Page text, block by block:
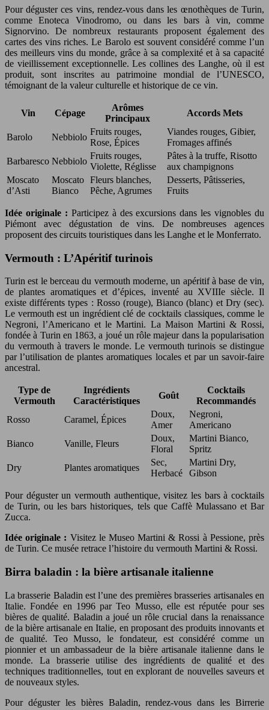
Pour déguster ces vins, rendez-vous dans les œnothèques de Turin,
comme Enoteca Vinodromo, ou dans les bars à vin, comme
Signorvino. De nombreux restaurants proposent également des
cartes des vins riches. Le Barolo est souvent considéré comme l’un
des meilleurs vins du monde, grâce à sa complexité et à sa capacité
de vieillissement exceptionnelle. Les collines des Langhe, où il est
produit, sont inscrites au patrimoine mondial de l’UNESCO,
témoignant de la valeur culturelle et historique de ce vin.
Vin Cépage
Arômes
Principaux
Accords Mets
Barolo Nebbiolo
Fruits rouges,
Rose, Épices
Viandes rouges, Gibier,
Fromages affinés
Barbaresco Nebbiolo
Fruits rouges,
Violette, Réglisse
Pâtes à la truffe, Risotto
aux champignons
Moscato
d’Asti
Moscato
Bianco
Fleurs blanches,
Pêche, Agrumes
Desserts, Pâtisseries,
Fruits
Idée originale : Participez à des excursions dans les vignobles du
Piémont avec dégustation de vins. De nombreuses agences
proposent des circuits touristiques dans les Langhe et le Monferrato.
Vermouth : L’Apéritif turinois
Turin est le berceau du vermouth moderne, un apéritif à base de vin,
de plantes aromatiques et d’épices, inventé au XVIIIe siècle. Il
existe différents types : Rosso (rouge), Bianco (blanc) et Dry (sec).
Le vermouth est un ingrédient clé de cocktails classiques, comme le
Negroni, l’Americano et le Martini. La Maison Martini & Rossi,
fondée à Turin en 1863, a joué un rôle majeur dans la popularisation
du vermouth à travers le monde. Le vermouth turinois se distingue
par l’utilisation de plantes aromatiques locales et par un savoir-faire
ancestral.
Type de
Vermouth
Ingrédients
Caractéristiques
Goût
Cocktails
Recommandés
Rosso
Caramel, Épices
Doux,
Amer
Negroni,
Americano
Bianco
Vanille, Fleurs
Doux,
Floral
Martini Bianco,
Spritz
Dry
Plantes aromatiques
Sec,
Herbacé
Martini Dry,
Gibson
Pour déguster un vermouth authentique, visitez les bars à cocktails
de Turin, ou les bars historiques, tels que Caffè Mulassano et Bar
Zucca.
Idée originale : Visitez le Museo Martini & Rossi à Pessione, près
de Turin. Ce musée retrace l’histoire du vermouth Martini & Rossi.
Birra baladin : la bière artisanale italienne
La brasserie Baladin est l’une des premières brasseries artisanales en
Italie. Fondée en 1996 par Teo Musso, elle est réputée pour ses
bières de qualité. Baladin a joué un rôle crucial dans la renaissance
de la bière artisanale en Italie, en proposant des produits innovants et
de qualité. Teo Musso, le fondateur, est considéré comme un
pionnier et un ambassadeur de la bière artisanale italienne dans le
monde. La brasserie utilise des ingrédients de qualité et des
techniques traditionnelles, tout en explorant de nouvelles saveurs et
de nouveaux styles.
Pour déguster les bières Baladin, rendez-vous dans les Birrerie